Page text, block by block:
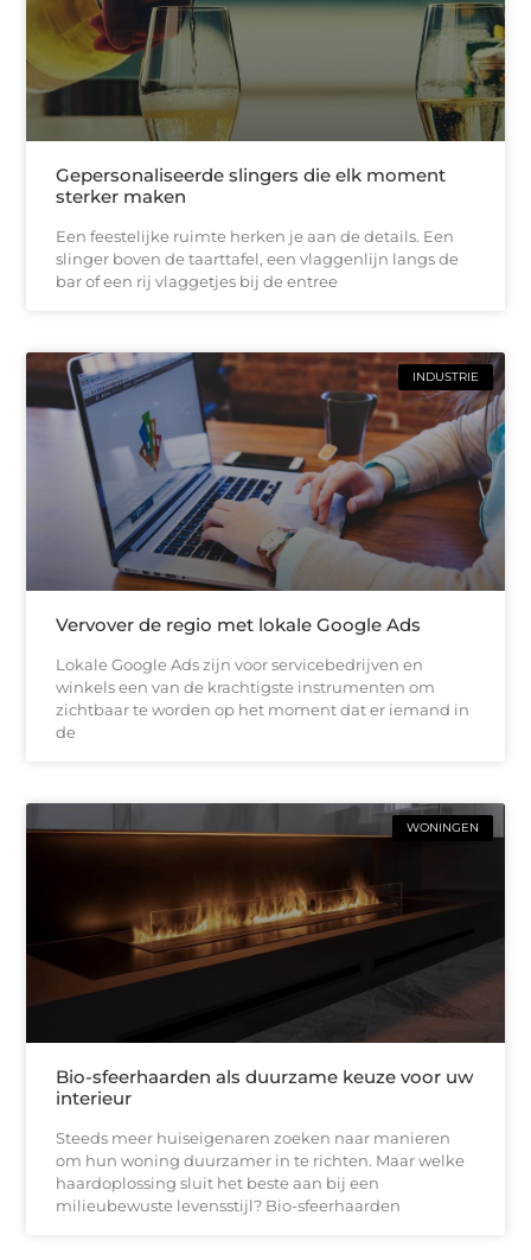
Gepersonaliseerde slingers die elk moment
sterker maken
Een feestelijke ruimte herken je aan de details. Een
slinger boven de taarttafel, een vlaggenlijn langs de
bar of een rij vlaggetjes bij de entree
INDUSTRIE
Vervover de regio met lokale Google Ads
Lokale Google Ads zijn voor servicebedrijven en
winkels een van de krachtigste instrumenten om
zichtbaar te worden op het moment dat er iemand in
de
WONINGEN
Bio-sfeerhaarden als duurzame keuze voor uw
interieur
Steeds meer huiseigenaren zoeken naar manieren
om hun woning duurzamer in te richten. Maar welke
haardoplossing sluit het beste aan bij een
milieubewuste levensstijl? Bio-sfeerhaarden